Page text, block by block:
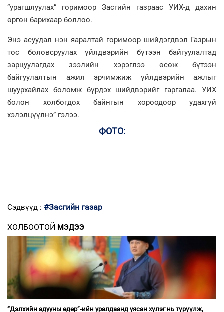
“урагшлуулах” горимоор Засгийн газраас УИХ-д дахин
өргөн барихаар боллоо.
Энэ асуудал нэн яаралтай горимоор шийдэгдвэл Газрын
тос боловсруулах үйлдвэрийн бүтээн байгуулалтад
зарцуулагдах зээлийн хэрэглээ өсөж бүтээн
байгуулалтын ажил эрчимжиж үйлдвэрийн ажлыг
шуурхайлах боломж бүрдэх шийдвэрийг гаргалаа. УИХ
болон холбогдох байнгын хороодоор удахгүй
хэлэлцүүлнэ” гэлээ.
ФОТО:
Сэдвүүд : #Засгийн газар
ХОЛБООТОЙ МЭДЭЭ
“Дэлхийн адууны өдөр”-ийн уралдаанд уясан хүлэг нь түрүүлж,